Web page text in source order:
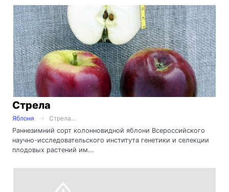
Стрела
Яблоня
Стрела...
Раннезимний сорт колонновидной яблони Всероссийского
научно-исследовательского института генетики и селекции
плодовых растений им...